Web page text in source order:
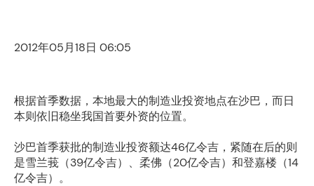
2012年05月18日 06:05
根据首季数据，本地最大的制造业投资地点在沙巴，而日
本则依旧稳坐我国首要外资的位置。
沙巴首季获批的制造业投资额达46亿令吉，紧随在后的则
是雪兰莪（39亿令吉）、柔佛（20亿令吉）和登嘉楼（14
亿令吉）。